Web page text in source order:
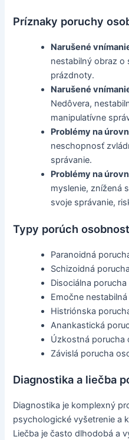
Príznaky poruchy
Narušené
nestabilný obraz o
prázdnoty.
Narušené
Nedôvera,
manipulatívne
Problémy na
neschopnosť
správanie.
Problémy na
myslenie, znížená
svoje správanie,
Typy porúch
Paranoidná
Schizoidná
Disociálna
Emočne
Histriónska
Anankastická
Úzkostná porucha
Závislá porucha
Diagnostika a liečba
Diagnostika je komplexný
psychologické vyšetrenie a
Liečba je často dlhodobá a